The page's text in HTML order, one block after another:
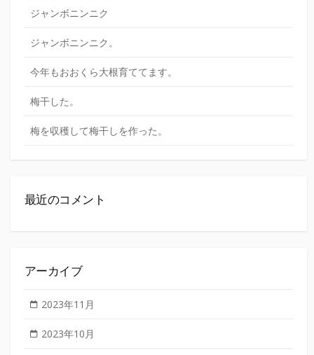
ジャンボニンニク
ジャンボニンニク。
今年もおおくら大根育ててます。
梅干した。
梅を収穫して梅干しを作った。
最近のコメント
アーカイブ
2023年11月
2023年10月